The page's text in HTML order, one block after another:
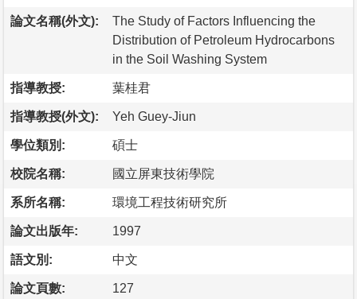
論文名稱(外文):
The Study of Factors Influencing the
Distribution of Petroleum Hydrocarbons
in the Soil Washing System
指導教授: 葉桂君
指導教授(外文): Yeh Guey-Jiun
學位類別: 碩士
校院名稱: 國立屏東技術學院
系所名稱: 環境工程技術研究所
論文出版年: 1997
語文別: 中文
論文頁數: 127